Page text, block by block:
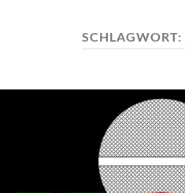
SCHLAGWORT: